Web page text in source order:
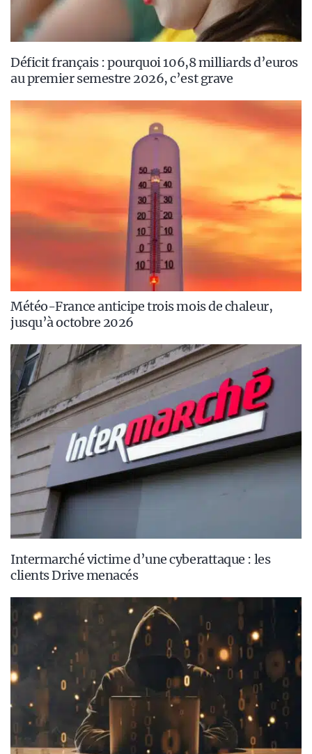
Déficit français : pourquoi 106,8 milliards d’euros
au premier semestre 2026, c’est grave
Météo-France anticipe trois mois de chaleur,
jusqu’à octobre 2026
Intermarché victime d’une cyberattaque : les
clients Drive menacés